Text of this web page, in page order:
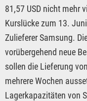
81,57 USD nicht mehr
Kurslücke zum 13.
Zulieferer Samsung.
vorübergehend neue
sollen die Lieferung
mehrere Wochen
Lagerkapazitäten von